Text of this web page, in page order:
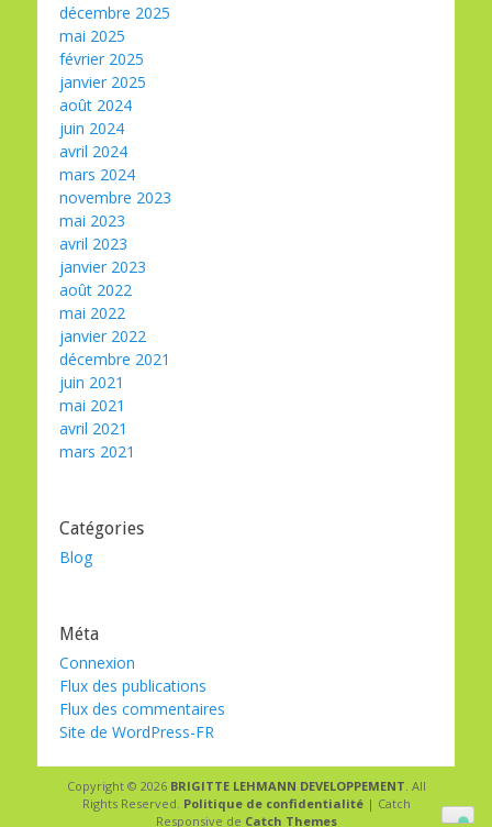
décembre 2025
mai 2025
février 2025
janvier 2025
août 2024
juin 2024
avril 2024
mars 2024
novembre 2023
mai 2023
avril 2023
janvier 2023
août 2022
mai 2022
janvier 2022
décembre 2021
juin 2021
mai 2021
avril 2021
mars 2021
Catégories
Blog
Méta
Connexion
Flux des publications
Flux des commentaires
Site de WordPress-FR
Copyright © 2026 BRIGITTE LEHMANN DEVELOPPEMENT . All
Rights Reserved. Politique de confidentialité| Catch
Responsive de Catch Themes